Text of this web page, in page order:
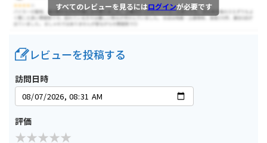
すべてのレビューを見るにはログインが必要です
レビューを投稿する
訪問日時
評価